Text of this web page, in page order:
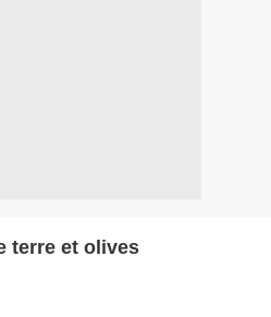
terre et olives